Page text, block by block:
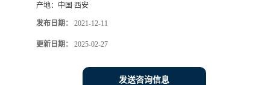
产地： 中国 西安
发布日期： 2021-12-11
更新日期： 2025-02-27
发送咨询信息